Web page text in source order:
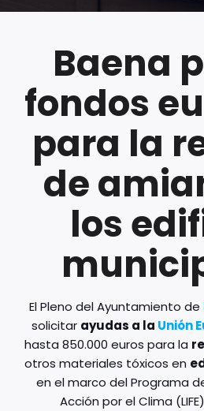
Baena
fondos
para la
de
los
El Pleno del Ayuntamiento de
solicitar ayudas a la Unión
hasta 850.000 euros para la
otros materiales tóxicos en
en el marco del Programa
Acción por el Clima